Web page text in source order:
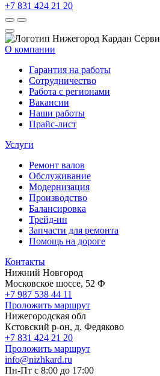
+7 831 424 21 20
О компании
Гарантия на работы
Сотрудничество
Работа с регионами
Вакансии
Наши работы
Прайс-лист
Услуги
Ремонт валов
Обслуживание
Модернизация
Производство
Балансировка
Трейд-ин
Запчасти для ремонта
Помощь на дороге
Контакты
Нижний Новгород
Московское шоссе, 52 Ф
+7 987 538 44 11
Проложить маршрут
Нижегородская обл
Кстовский р-он, д. Федяково
+7 831 424 21 20
Проложить маршрут
info@nizhkard.ru
Пн-Пт с 8:00 до 17:00